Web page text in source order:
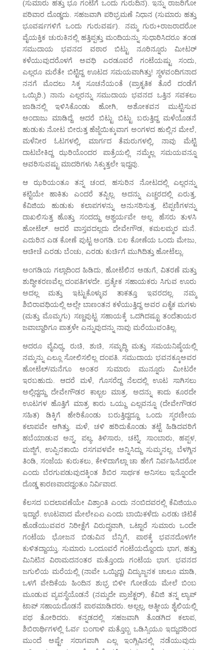
(ಸುಮಾರು ಹತ್ತು ಭೂ ಗಂಟೆಗೆ ಒಂದು ಗುರುದಿನ). ಇನ್ನು ರಾಜರಿಗೋ
ಪರಿವಾರ ದೊಡ್ಡದು. ಸಹಜವಾಗಿ ಪರಿಭ್ರಮಣೆ ನಿಧಾನ (ಸುಮಾರು ಹತ್ತು
ಭೂವರ್ಷಗಳಿಗೆ ಒಂದು ಗುರುವರ್ಷ). ನಮ್ಮ ಗುರು+ರಾಜರಾದರೋ
ವೈಯಕ್ತಿಕ ಚುರುಕಿನಲ್ಲಿ ಹತ್ತಿಪ್ಪತ್ತು ಮಂದಿಯನ್ನು ಸುಧಾರಿಸಿದರೂ ತಂಡ
ಸಮುದಾಯ ಭವನದ ವಠಾರ ಬಿಟ್ಟು ನೂರಿನ್ನೂರು ಮೀಟರ್
ಕಳೆಯುವುದರೊಳಗೆ ಅವಧಿ ಎರಡೂವರೆ ಗಂಟೆಯಷ್ಟು ಸಂದು,
ಎಲ್ಲರೂ ಮರೆತೇ ಬಿಟ್ಟಿದ್ದ ಊಟದ ಸಮಯವಾಗಿತ್ತು! ಸ್ಥಳವಂದಿಗನಾದ
ನನಗೆ ಮೊದಲು ಸಿಕ್ಕ ಸೂಚನೆಯಂತೆ (ಪ್ರಾಕೃತಿಕ ತೊರೆ ದಂಡೆಗೆ
ಒಯ್ಯಿರಿ.) ನಾನು ಎಲ್ಲರನ್ನು ಸಮುದಾಯ ಭವನದ ಒತ್ತಿನ ಸವಕಲು
ಜಾಡಿನಲ್ಲಿ ಇಳಿಸಿಕೊಂಡು ಹೋಗಿ, ಅಶೋಕವನ ಮುಟ್ಟಿಸುವ
ಅಂದಾಜು ಮಾಡಿದ್ದೆ. ಆದರೆ ಬಿಟ್ಟು ಬಿಟ್ಟು ಬರುತ್ತಿದ್ದ ಮಳೆಯೊಡನೆ
ಹುಡುಕು ನೋಟ ಬೀರುತ್ತ ಹೆಜ್ಜೆಯಿಕ್ಕುವಾಗ ಅಂಗಳದ ಹುಲ್ಲಿನ ಮೇಲೆ,
ಮಳೆನೀರ ಓಟಗಳಲ್ಲಿ, ಮಾರ್ಗದ ತೆಮರುಗಳಲ್ಲಿ, ನಾವು ಮೆಟ್ಟಿ
ದಾಟಬೇಕಿದ್ದ ಝರಿಯೊಂದರ ಪಾತ್ರೆಯಲ್ಲಿ ನಮ್ಮೆಲ್ಲ ಸಮಯವನ್ನೂ
ಆವರಿಸುವಷ್ಟು ಮಾದರಿಗಳು ಸಿಕ್ಕುತ್ತಲೇ ಇದ್ದವು.
ಆ ಝರಿಯಂತೂ ತನ್ನ ಚಂದ, ಹಸುರಿನ ನೋಟದಲ್ಲಿ ಎಲ್ಲರನ್ನು
ಕಟ್ಟಿಯೇ ಹಾಕಿತು ಎಂದರೆ ತಪ್ಪಿಲ್ಲ. ಅದನ್ನು ಎಚ್ಚರದಲ್ಲಿ ಏರುತ್ತ,
ಕೆವಿಜಿಯ ಹುಡುಕು ಕಲಾಪಗಳನ್ನು ಅನುಸರಿಸುತ್ತ, ಟಿಪ್ಪಣಿಗಳನ್ನು
ದಾಖಲಿಸುತ್ತ ಹೊತ್ತು ಸಂದದ್ದು ಆಶ್ಚರ್ಯವೇ ಅಲ್ಲ. ಹೆಸರು ತುಳಸಿ
ಹೋಟೆಲ್. ಆದರೆ ವಾಸ್ತವದಲ್ಲದು ದೇವೇಗೌಡ, ಕಮಲಮ್ಮರ ಮನೆ.
ಎದುರಿನ ಎಡ ಕೋಣೆ ಪುಟ್ಟ ಅಂಗಡಿ. ಬಲ ಕೋಣೆಯ ಒಂದು ಮೇಜು,
ಆಚೀಚೆ ಎರಡು ಬೆಂಚು, ಎರಡು ಕುರ್ಚಿಗೆ ಮುಗಿದಿತ್ತು ಹೋಟೆಲ್ಲು.
ಅಂಗಡಿಯ ಗಲ್ಲಾದಿಂದ ಹಿಡಿದು, ಹೋಟೆಲಿನ ಅಡುಗೆ, ವಿತರಣೆ ಮತ್ತು
ಶುದ್ಧೀಕರಣವೆಲ್ಲ ದಂಪತಿಗಳದೇ. ಪ್ರತ್ಯೇಕ ಸಹಾಯಕರು ಸಿಗುವ ಊರು
ಅದಲ್ಲ ಮತ್ತು ಇಟ್ಟುಕೊಳ್ಳುವ ತಾಕತ್ತೂ ಇವರದಲ್ಲ. ನಮ್ಮ
ಶಿಬಿರಾವಧಿಯಲ್ಲಿ ಅಲ್ಲೇ ಬಾಣಂತನ ಕಳೆಯುತ್ತಿದ್ದ ಅವರ ಏಕೈಕ ಮಗಳು
(ಮತ್ತು ಮೊಮ್ಮಗು) ಸಣ್ಣಪುಟ್ಟ ಸಹಾಯಕ್ಕೆ ಒದಗಿದಷ್ಟೂ ತಂದೆತಾಯರ
ಜವಾಬ್ದಾರಿಗೂ ಪಾತ್ರಳೇ ಎನ್ನುವುದನ್ನು ನಾವು ಮರೆಯುವಂತಿಲ್ಲ.
ಆದರೂ ವೈವಿಧ್ಯ, ರುಚಿ, ಶುಚಿ, ಸಮೃದ್ಧಿ ಮತ್ತು ಸಮಯನಿಷ್ಠೆಯಲ್ಲಿ
ನಮ್ಮನ್ನು ಎಲ್ಲೂ ಸೋಲಿಸಲಿಲ್ಲ ದಂಪತಿ. ಸಮುದಾಯ ಭವನಕ್ಕೂಅವರ
ಹೋಟೆಲ್/ಮನೆಗೂ ಅಂತರ ಸುಮಾರು ಮುನ್ನೂರು ಮೀಟರೇ
ಇರಬಹುದು. ಆದರೆ ಮಳೆ, ಗೊಸರೆದ್ದ ನೆಲದಲ್ಲಿ ಊಟ ಸಾಗಿಸಲು
ಅಲ್ಲಿದ್ದದ್ದು ದೇವೇಗೌಡರ ಕಾಲ್ಬಲ ಮಾತ್ರ. ಅದನ್ನು ಕಾದು ಕೂರದೇ
ಊಟಗಳ ಹೊತ್ತಿಗೆ ಮಾತ್ರ ಕಾರು ಒಯ್ದು ಎಲ್ಲವನ್ನೂ (ದೇವೇಗೌಡರ
ಸಹಿತ) ಡಿಕ್ಕಿಗೆ ಹೇರಿಕೊಂಡು ಬರುತ್ತಿದ್ದದ್ದೂ ಒಂದು ಸ್ಮರಣೀಯ
ಕಲಾಪವೇ ಆಗಿತ್ತು. ಮಳೆ, ಚಳಿ ಹರಿದುಕೊಂಡು ತಟ್ಟೆ ಹಿಡಿದವರಿಗೆ
ಹಬೆಯಾಡುವ ಅನ್ನ, ಪಲ್ಯ, ತಿಳಿಸಾರು, ಚಟ್ನಿ, ಸಾಂಬಾರು, ಹಪ್ಪಳ,
ಮಜ್ಜಿಗೆ, ಉಪ್ಪಿನಕಾಯಿ ರಸಗವಳವೇ ಅನ್ನಿಸಿದ್ದು ಸುಮ್ಮನಲ್ಲ. ಬೆಳಗ್ಗಿನ
ತಿಂಡಿ, ಸಂಜೆಯ ಕುರುಕಲು, ಕೇಳಿದಾಗೆಲ್ಲಾ ಚಾ ಹೇಗೆ ನಿರ್ವಹಿಸಿದರೋ
ಎಂದು ಬೆರಗುಪಡುವುದಕ್ಕಿಂತ ಶಿಬಿರ ಸಾರ್ಥಕ ಅನಿಸಲು ಇನ್ನೊಂದೇ
ದೊಡ್ಡ ಕಾರಣವಾದದ್ದಂತೂ ನಿರ್ವಿವಾದ.
ಕೆಲಸದ ಬದಲಾವಣೆಯೇ ವಿಶ್ರಾಂತಿ ಎಂದು ನಂಬಿದವರಲ್ಲಿ ಕೆವಿಜಿಯೂ
ಇದ್ದಾರೆ. ಊಟವಾದ ಮೇಲೇಏಏ ಎಂದು ಬಾಯಿಕಳೆದು ಎರಡು ಚಿಟಿಕೆ
ಹೊಡೆಯುವವರ ನಿರೀಕ್ಷೆಗೆ ವಿರುದ್ಧವಾಗಿ, ಒಟ್ಟಾರೆ ಸುಮಾರು ಒಂದೇ
ಗಂಟೆಯ ಭೋಜನ ಬಿಡುವಿನ ಬೆನ್ನಿಗೆ, ಪಾಠಕ್ಕೆ ಭವನದೊಳಗೇ
ಕುಳಿತದ್ದಾಯ್ತು. ಸುಮಾರು ಒಂದೂವರೆ ಗಂಟೆಯದ್ದೊಂದು ಭಾಗ, ಹತ್ತು
ಮಿನಿಟಿನ ವಿರಾಮದನಂತರ ಮತ್ತೊಂದು ಗಂಟೆಯ ಭಾಗ. ಭವನದ
ಜಗುಲಿಯ ಮರೆಯಲ್ಲಿ (ನಾವೇ ಒಯ್ದಿದ್ದ) ವಿದ್ಯುಜ್ಜನಕ ಚಾಲೂ ಮಾಡಿ,
ಒಳಗೆ ವೇದಿಕೆಯ ಹಿಂದಿನ ಶುಭ್ರ ಬಿಳೀ ಗೋಡೆಯ ಮೇಲೆ ಬಿಂಬ
ಮೂಡುವ ವ್ಯವಸ್ಥೆಯೊಡನೆ (ನಮ್ಮದೇ ಪ್ರಾಜೆಕ್ಟರ್), ಕೆವಿಜಿ ತನ್ನ ಲ್ಯಾಪ್
ಟಾಪ್ ಸಹಾಯದೊಡನೆ ಪಾಠಮಾಡಿದರು. ಅಲ್ಲಲ್ಲ, ಆತ್ಮೀಯ ಶೈಲಿಯಲ್ಲಿ
ಪಥ ತೋರಿದರು. ಕನ್ನಡದಲ್ಲಿ ಸಹಜವಾಗಿ ತೊಡಗಿದ ಕಲಾಪ,
ಶಿಬಿರಾರ್ಥಿಗಳಲ್ಲಿ ಓರ್ವ ಬಂಗಾಳಿ ಮತ್ತೊಬ್ಬ ಒಡಿಸ್ಸಿಯೂ ಇದ್ದುದರಿಂದ
ಮುಂದೆ ಅಷ್ಟೇ ಸರಾಗವಾಗಿ ಎಲ್ಲ ಇಂಗ್ಲಿಷಿನಲ್ಲಿ ನಡೆಯುವುದು